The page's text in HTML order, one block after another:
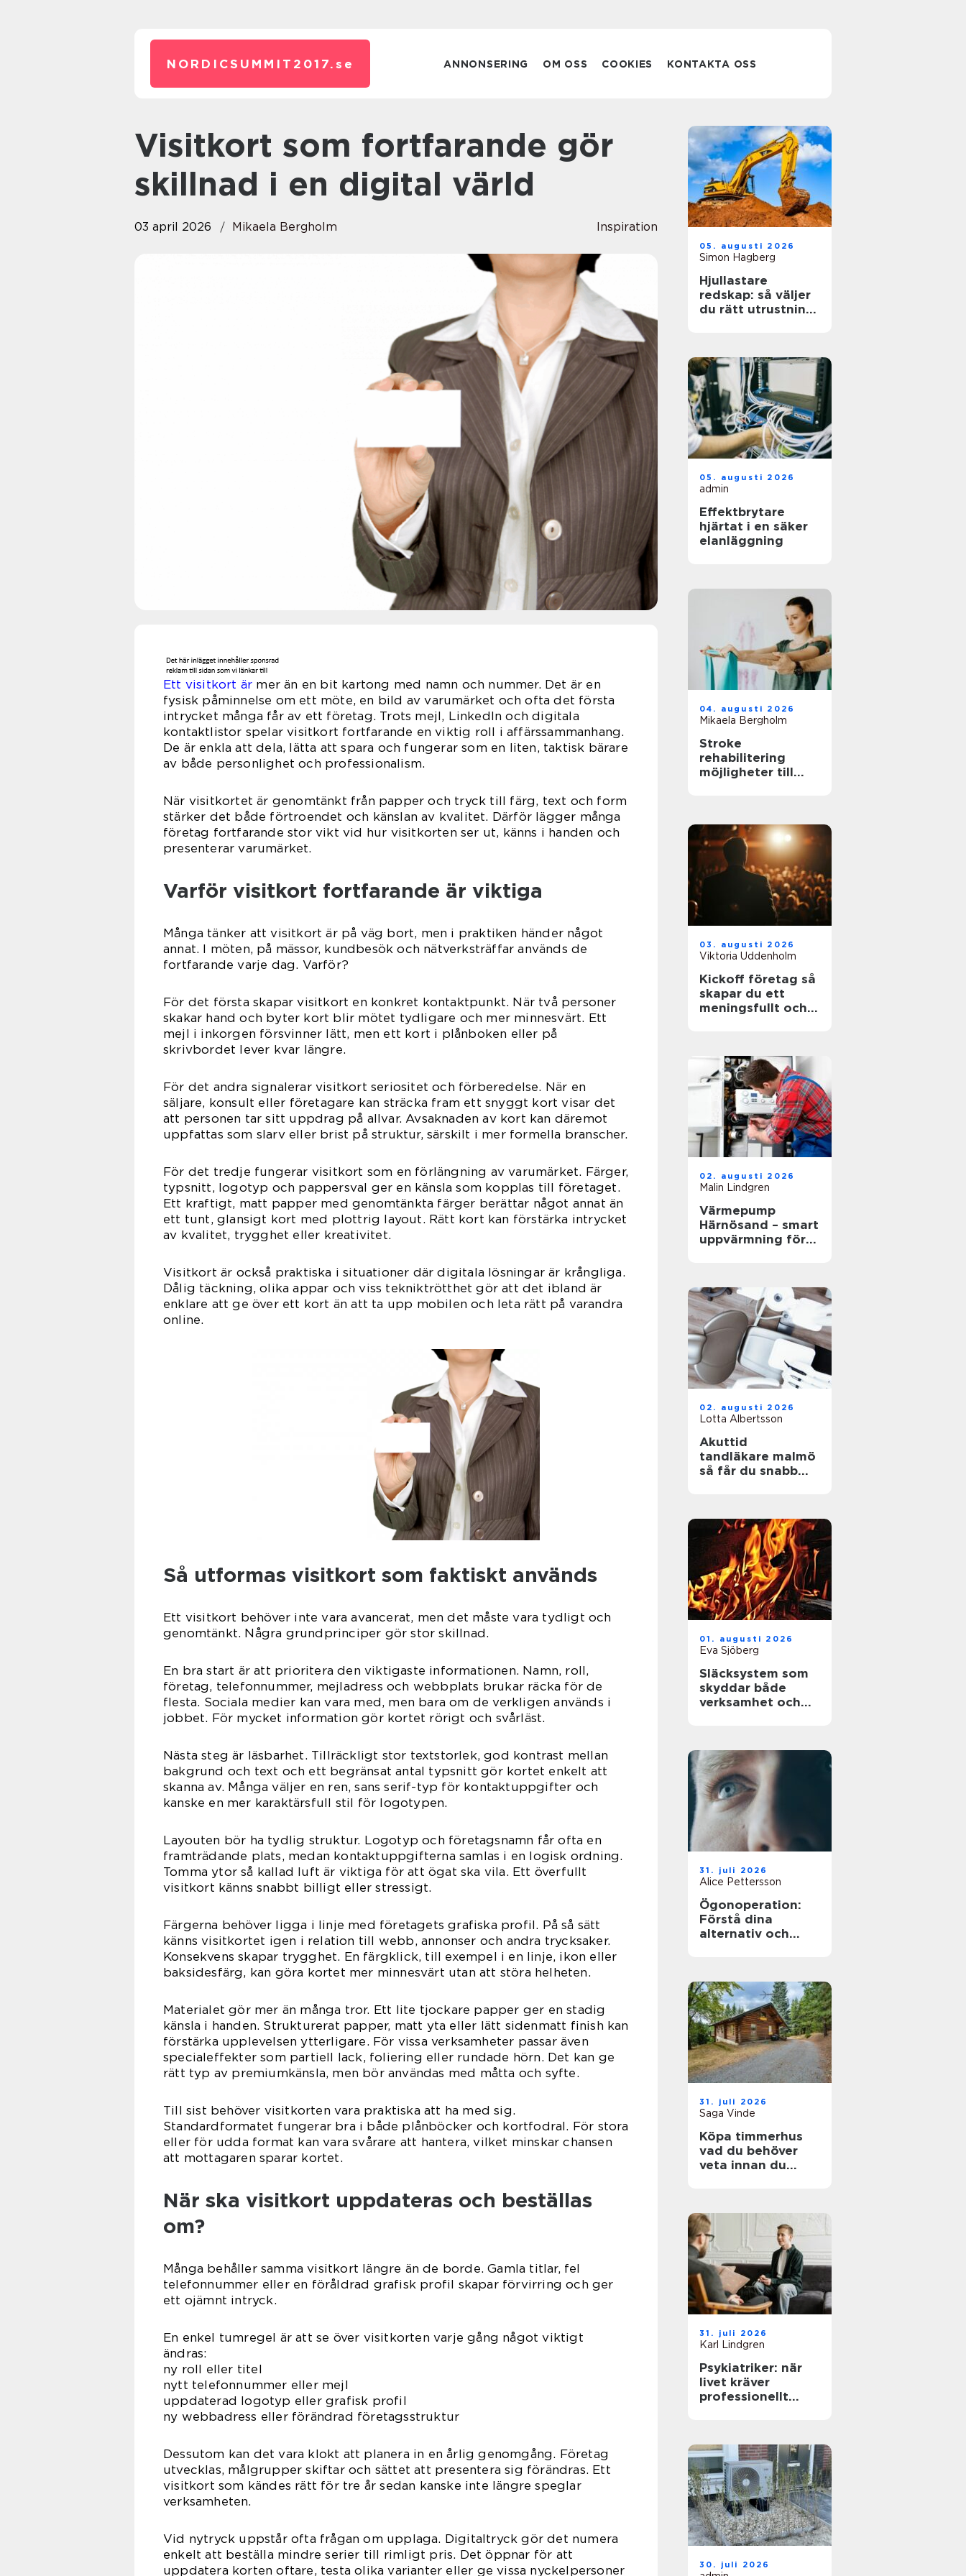
NORDICSUMMIT2017. se ANNONSERING OM OSS COOKIES KONTAKTA OSS
Visitkort som fortfarande gör
skillnad i en digital värld
03 april 2026 Mikaela Bergholm Inspiration
Ett visitkort är mer än en bit kartong med namn och nummer. Det är en
fysisk påminnelse om ett möte, en bild av varumärket och ofta det första
intrycket många får av ett företag. Trots mejl, LinkedIn och digitala
kontaktlistor spelar visitkort fortfarande en viktig roll i affärssammanhang.
De är enkla att dela, lätta att spara och fungerar som en liten, taktisk bärare
av både personlighet och professionalism.
När visitkortet är genomtänkt från papper och tryck till färg, text och form
stärker det både förtroendet och känslan av kvalitet. Därför lägger många
företag fortfarande stor vikt vid hur visitkorten ser ut, känns i handen och
presenterar varumärket.
Varför visitkort fortfarande är viktiga
Många tänker att visitkort är på väg bort, men i praktiken händer något
annat. I möten, på mässor, kundbesök och nätverksträffar används de
fortfarande varje dag. Varför?
För det första skapar visitkort en konkret kontaktpunkt. När två personer
skakar hand och byter kort blir mötet tydligare och mer minnesvärt. Ett
mejl i inkorgen försvinner lätt, men ett kort i plånboken eller på
skrivbordet lever kvar längre.
För det andra signalerar visitkort seriositet och förberedelse. När en
säljare, konsult eller företagare kan sträcka fram ett snyggt kort visar det
att personen tar sitt uppdrag på allvar. Avsaknaden av kort kan däremot
uppfattas som slarv eller brist på struktur, särskilt i mer formella branscher.
För det tredje fungerar visitkort som en förlängning av varumärket. Färger,
typsnitt, logotyp och pappersval ger en känsla som kopplas till företaget.
Ett kraftigt, matt papper med genomtänkta färger berättar något annat än
ett tunt, glansigt kort med plottrig layout. Rätt kort kan förstärka intrycket
av kvalitet, trygghet eller kreativitet.
Visitkort är också praktiska i situationer där digitala lösningar är krångliga.
Dålig täckning, olika appar och viss tekniktrötthet gör att det ibland är
enklare att ge över ett kort än att ta upp mobilen och leta rätt på varandra
online.
Så utformas visitkort som faktiskt används
Ett visitkort behöver inte vara avancerat, men det måste vara tydligt och
genomtänkt. Några grundprinciper gör stor skillnad.
En bra start är att prioritera den viktigaste informationen. Namn, roll,
företag, telefonnummer, mejladress och webbplats brukar räcka för de
flesta. Sociala medier kan vara med, men bara om de verkligen används i
jobbet. För mycket information gör kortet rörigt och svårläst.
Nästa steg är läsbarhet. Tillräckligt stor textstorlek, god kontrast mellan
bakgrund och text och ett begränsat antal typsnitt gör kortet enkelt att
skanna av. Många väljer en ren, sans serif-typ för kontaktuppgifter och
kanske en mer karaktärsfull stil för logotypen.
Layouten bör ha tydlig struktur. Logotyp och företagsnamn får ofta en
framträdande plats, medan kontaktuppgifterna samlas i en logisk ordning.
Tomma ytor så kallad luft är viktiga för att ögat ska vila. Ett överfullt
visitkort känns snabbt billigt eller stressigt.
Färgerna behöver ligga i linje med företagets grafiska profil. På så sätt
känns visitkortet igen i relation till webb, annonser och andra trycksaker.
Konsekvens skapar trygghet. En färgklick, till exempel i en linje, ikon eller
baksidesfärg, kan göra kortet mer minnesvärt utan att störa helheten.
Materialet gör mer än många tror. Ett lite tjockare papper ger en stadig
känsla i handen. Strukturerat papper, matt yta eller lätt sidenmatt finish kan
förstärka upplevelsen ytterligare. För vissa verksamheter passar även
specialeffekter som partiell lack, foliering eller rundade hörn. Det kan ge
rätt typ av premiumkänsla, men bör användas med måtta och syfte.
Till sist behöver visitkorten vara praktiska att ha med sig.
Standardformatet fungerar bra i både plånböcker och kortfodral. För stora
eller för udda format kan vara svårare att hantera, vilket minskar chansen
att mottagaren sparar kortet.
När ska visitkort uppdateras och beställas
om?
Många behåller samma visitkort längre än de borde. Gamla titlar, fel
telefonnummer eller en föråldrad grafisk profil skapar förvirring och ger
ett ojämnt intryck.
En enkel tumregel är att se över visitkorten varje gång något viktigt
ändras:
ny roll eller titel
nytt telefonnummer eller mejl
uppdaterad logotyp eller grafisk profil
ny webbadress eller förändrad företagsstruktur
Dessutom kan det vara klokt att planera in en årlig genomgång. Företag
utvecklas, målgrupper skiftar och sättet att presentera sig förändras. Ett
visitkort som kändes rätt för tre år sedan kanske inte längre speglar
verksamheten.
Vid nytryck uppstår ofta frågan om upplaga. Digitaltryck gör det numera
enkelt att beställa mindre serier till rimligt pris. Det öppnar för att
uppdatera korten oftare, testa olika varianter eller ge vissa nyckelpersoner
05. augusti 2026
Simon Hagberg
Hjullastare
redskap: så väljer
du rätt utrustning
05. augusti 2026
admin
Effektbrytare
hjärtat i en säker
elanläggning
04. augusti 2026
Mikaela Bergholm
Stroke
rehabilitering
möjligheter till
03. augusti 2026
Viktoria Uddenholm
Kickoff företag så
skapar du ett
meningsfullt och
02. augusti 2026
Malin Lindgren
Värmepump
Härnösand – smart
uppvärmning för
02. augusti 2026
Lotta Albertsson
Akuttid
tandläkare malmö
så får du snabb
01. augusti 2026
Eva Sjöberg
Släcksystem som
skyddar både
verksamhet och
31. juli 2026
Alice Pettersson
Ögonoperation:
Förstå dina
alternativ och
31. juli 2026
Saga Vinde
Köpa timmerhus
vad du behöver
veta innan du
31. juli 2026
Karl Lindgren
Psykiatriker: när
livet kräver
professionellt
30. juli 2026